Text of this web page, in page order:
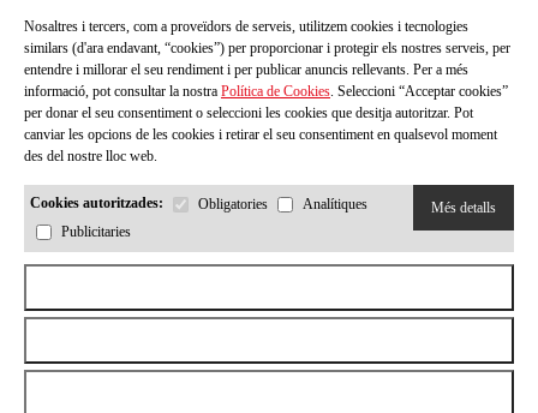
SUBSCRIU-TE AL NOSTRE BUTLLETÍ!
Correu electrónic
Nosaltres i tercers, com a proveïdors de serveis, utilitzem cookies i tecnologies
similars (d'ara endavant, “cookies”) per proporcionar i protegir els nostres serveis, per
entendre i millorar el seu rendiment i per publicar anuncis rellevants. Per a més
informació, pot consultar la nostra Política de Cookies. Seleccioni “Acceptar cookies”
per donar el seu consentiment o seleccioni les cookies que desitja autoritzar. Pot
canviar les opcions de les cookies i retirar el seu consentiment en qualsevol moment
des del nostre lloc web.
Cookies autoritzades: Obligatories
Analítiques
Publicitaries
Més detalls